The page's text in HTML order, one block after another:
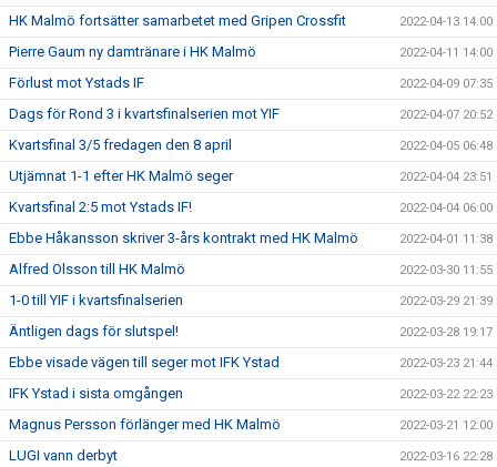
HK Malmö fortsätter samarbetet med Gripen Crossfit 2022-04-13 14:00
Pierre Gaum ny damtränare i HK Malmö 2022-04-11 14:00
Förlust mot Ystads IF 2022-04-09 07:35
Dags för Rond 3 i kvartsfinalserien mot YIF 2022-04-07 20:52
Kvartsfinal 3/5 fredagen den 8 april 2022-04-05 06:48
Utjämnat 1-1 efter HK Malmö seger 2022-04-04 23:51
Kvartsfinal 2:5 mot Ystads IF! 2022-04-04 06:00
Ebbe Håkansson skriver 3-års kontrakt med HK Malmö 2022-04-01 11:38
Alfred Olsson till HK Malmö 2022-03-30 11:55
1-0 till YIF i kvartsfinalserien 2022-03-29 21:39
Äntligen dags för slutspel! 2022-03-28 19:17
Ebbe visade vägen till seger mot IFK Ystad 2022-03-23 21:44
IFK Ystad i sista omgången 2022-03-22 22:23
Magnus Persson förlänger med HK Malmö 2022-03-21 12:00
LUGI vann derbyt 2022-03-16 22:28